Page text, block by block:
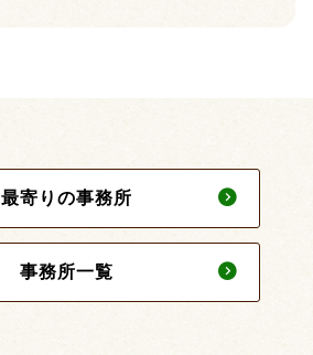
最寄りの事務所
事務所一覧